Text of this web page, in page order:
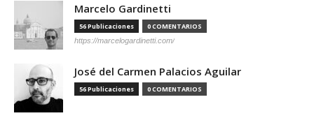
Marcelo Gardinetti
56 Publicaciones 0 COMENTARIOS
https://marcelogardinetti.com/
José del Carmen Palacios Aguilar
56 Publicaciones 0 COMENTARIOS